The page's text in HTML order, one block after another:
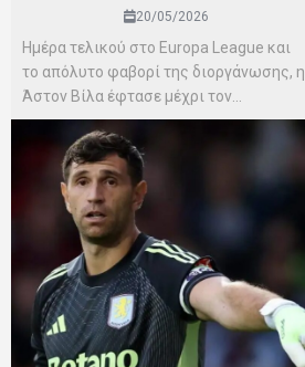
20/05/2026
Ημέρα τελικού στο Europa League και
το απόλυτο φαβορί της διοργάνωσης, η
Άστον Βίλα έφτασε μέχρι τον...